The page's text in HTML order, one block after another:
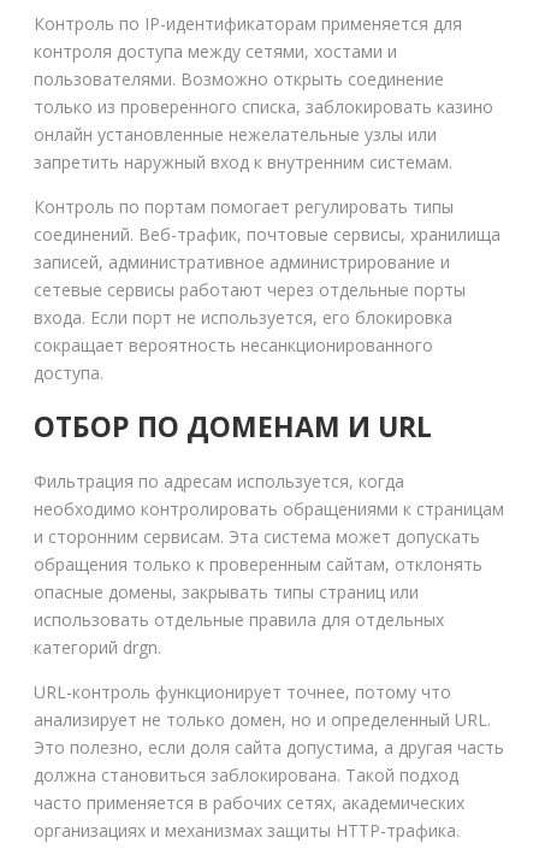
Контроль по IP-идентификаторам применяется для
контроля доступа между сетями, хостами и
пользователями. Возможно открыть соединение
только из проверенного списка, заблокировать казино
онлайн установленные нежелательные узлы или
запретить наружный вход к внутренним системам.
Контроль по портам помогает регулировать типы
соединений. Веб-трафик, почтовые сервисы, хранилища
записей, административное администрирование и
сетевые сервисы работают через отдельные порты
входа. Если порт не используется, его блокировка
сокращает вероятность несанкционированного
доступа.
ОТБОР ПО ДОМЕНАМ И URL
Фильтрация по адресам используется, когда
необходимо контролировать обращениями к страницам
и сторонним сервисам. Эта система может допускать
обращения только к проверенным сайтам, отклонять
опасные домены, закрывать типы страниц или
использовать отдельные правила для отдельных
категорий drgn.
URL-контроль функционирует точнее, потому что
анализирует не только домен, но и определенный URL.
Это полезно, если доля сайта допустима, а другая часть
должна становиться заблокирована. Такой подход
часто применяется в рабочих сетях, академических
организациях и механизмах защиты HTTP-трафика.